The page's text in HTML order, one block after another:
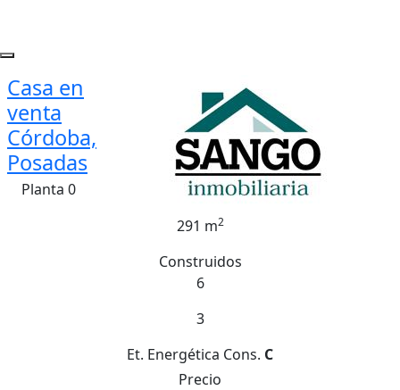
Casa en
venta
Córdoba,
Posadas
Planta 0
291 m2
Construidos
6
3
Et. Energética Cons. C
Precio